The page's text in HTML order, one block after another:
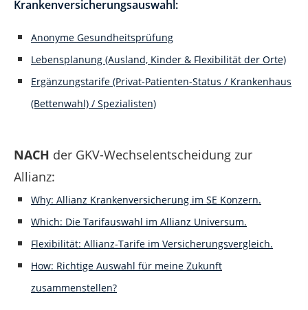
Krankenversicherungsauswahl:
Anonyme Gesundheitsprüfung
Lebensplanung (Ausland, Kinder & Flexibilität der Orte)
Ergänzungstarife (Privat-Patienten-Status / Krankenhaus
(Bettenwahl) / Spezialisten)
NACH der GKV-Wechselentscheidung zur
Allianz:
Why: Allianz Krankenversicherung im SE Konzern.
Which: Die Tarifauswahl im Allianz Universum.
Flexibilität: Allianz-Tarife im Versicherungsvergleich.
How: Richtige Auswahl für meine Zukunft
zusammenstellen?